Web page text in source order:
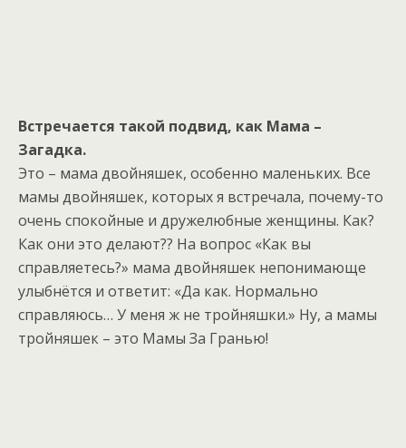
Встречается такой подвид, как Мама –
Загадка.
Это – мама двойняшек, особенно маленьких. Все
мамы двойняшек, которых я встречала, почему-то
очень спокойные и дружелюбные женщины. Как?
Как они это делают?? На вопрос «Как вы
справляетесь?» мама двойняшек непонимающе
улыбнётся и ответит: «Да как. Нормально
справляюсь… У меня ж не тройняшки.» Ну, а мамы
тройняшек – это Мамы За Гранью!